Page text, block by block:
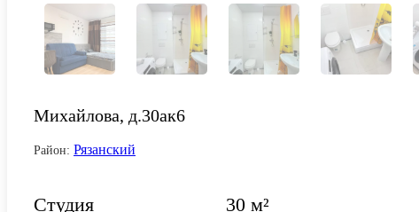
Михайлова, д.30ак6
Район: Рязанский
Студия 30 м²